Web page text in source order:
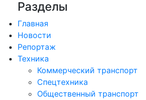
Разделы
Главная
Новости
Репортаж
Техника
Коммерческий транспорт
Спецтехника
Общественный транспорт